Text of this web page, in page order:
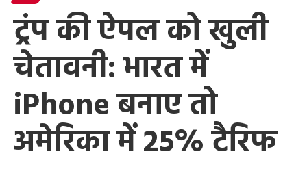
ट्रंप की ऐपल को खुली
चेतावनी: भारत में
iPhone बनाए तो
अमेरिका में 25% टैरिफ